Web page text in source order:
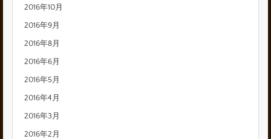
2016年10月
2016年9月
2016年8月
2016年6月
2016年5月
2016年4月
2016年3月
2016年2月